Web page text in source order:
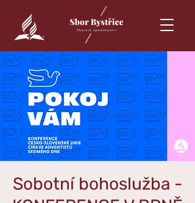
Sobotní bohoslužba -